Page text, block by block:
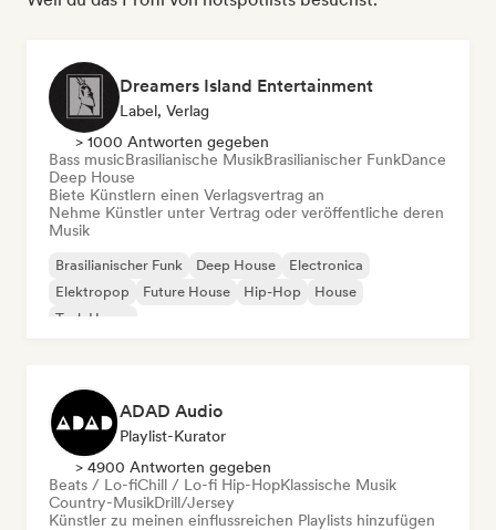
Dreamers Island Entertainment
Label, Verlag
> 1000 Antworten gegeben
Bass musicBrasilianische MusikBrasilianischer FunkDance
Deep House
Biete Künstlern einen Verlagsvertrag an
Nehme Künstler unter Vertrag oder veröffentliche deren
Musik
Brasilianischer Funk Deep House
Electronica
Elektropop
Future House Hip-Hop
House
Tech House
ADAD Audio
Playlist-Kurator
> 4900 Antworten gegeben
Beats / Lo-fiChill / Lo-fi Hip-HopKlassische Musik
Country-MusikDrill/Jersey
Künstler zu meinen einflussreichen Playlists hinzufügen